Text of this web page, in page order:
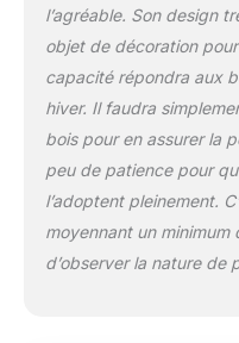
l’agréable. Son design
objet de décoration
capacité répondra aux
hiver. Il faudra
bois pour en assurer la
peu de patience pour
l’adoptent pleinement.
moyennant un minimum
d’observer la nature de